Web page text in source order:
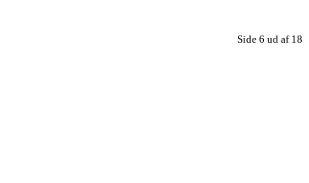
Side 6 ud af 18